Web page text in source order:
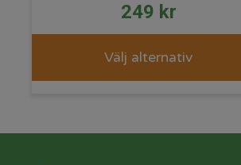
249 kr
Välj alternativ